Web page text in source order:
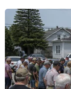
Chiều 13/3, tại
Chính dự và
hệ đối tác Việt
Á (ADB). (Ảnh: